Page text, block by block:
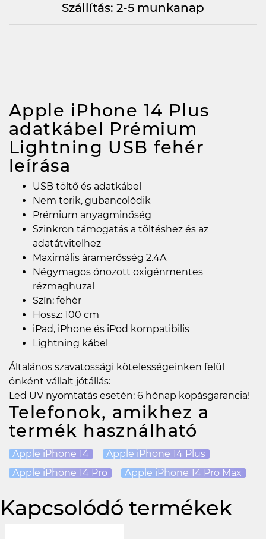
Szállítás: 2-5 munkanap
Apple iPhone 14 Plus
adatkábel Prémium
Lightning USB fehér
leírása
USB töltő és adatkábel
Nem törik, gubancolódik
Prémium anyagminőség
Szinkron támogatás a töltéshez és az
adatátvitelhez
Maximális áramerősség 2.4A
Négymagos ónozott oxigénmentes
rézmaghuzal
Szín: fehér
Hossz: 100 cm
iPad, iPhone és iPod kompatibilis
Lightning kábel
Általános szavatossági kötelességeinken felül
önként vállalt jótállás:
Led UV nyomtatás esetén: 6 hónap kopásgarancia!
Telefonok, amikhez a
termék használható
Apple iPhone 14
Apple iPhone 14 Plus
Apple iPhone 14 Pro
Apple iPhone 14 Pro Max
Kapcsolódó termékek